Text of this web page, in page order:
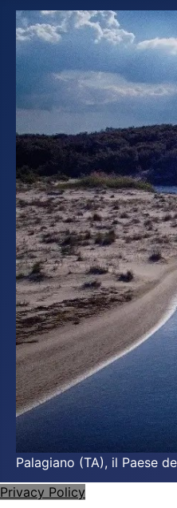
Palagiano (TA), il Paese
Privacy Policy